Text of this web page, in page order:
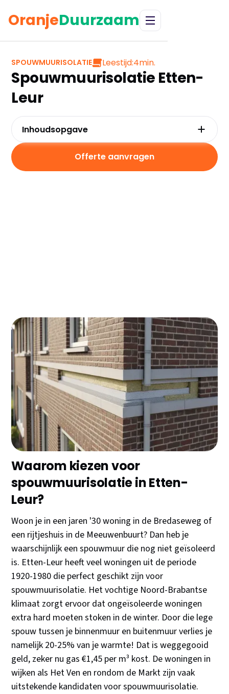
OranjeDuurzaam
SPOUWMUURISOLATIE Leestijd:4min.
Spouwmuurisolatie Etten-
Leur
Woon je in Etten-Leur en overweeg je
spouwmuurisolatie? Dan pak je gemiddeld €350-450
per jaar besparing op je energierekening! Met de
huidige ISDE-subsidie van €4-6 per m², krijg je €500-
700 van de overheid terug. Perfect moment om je
woning winterklaar te maken.
Waarom kiezen voor
spouwmuurisolatie in Etten-
Leur?
Woon je in een jaren '30 woning in de Bredaseweg of
een rijtjeshuis in de Meeuwenbuurt? Dan heb je
waarschijnlijk een spouwmuur die nog niet geïsoleerd
is. Etten-Leur heeft veel woningen uit de periode
1920-1980 die perfect geschikt zijn voor
spouwmuurisolatie. Het vochtige Noord-Brabantse
klimaat zorgt ervoor dat ongeïsoleerde woningen
extra hard moeten stoken in de winter. Door die lege
spouw tussen je binnenmuur en buitenmuur verlies je
namelijk 20-25% van je warmte! Dat is weggegooid
geld, zeker nu gas €1,45 per m³ kost. De woningen in
wijken als Het Ven en rondom de Markt zijn vaak
uitstekende kandidaten voor spouwmuurisolatie.
Inhoudsopgave
Etten-Leur?
Offerte aanvragen